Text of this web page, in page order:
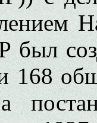
был
168
а